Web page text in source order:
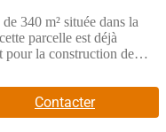
340 m² située dans la
parcelle est déjà
pour la construction de
faciliter votre
: 30 115 €, hors frais
Ce terrain vous
Contacter